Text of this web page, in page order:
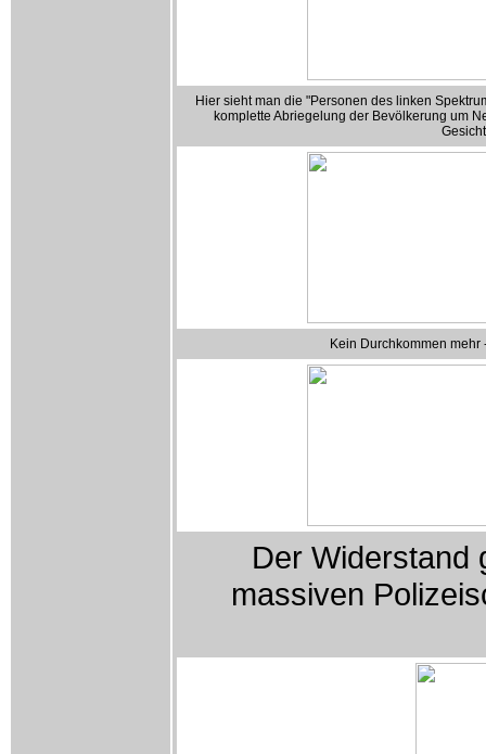
Hier sieht man die "Personen des linken
komplette Abriegelung der Bevölkerung um
Kein Durchkommen
Der Widerstand
massiven